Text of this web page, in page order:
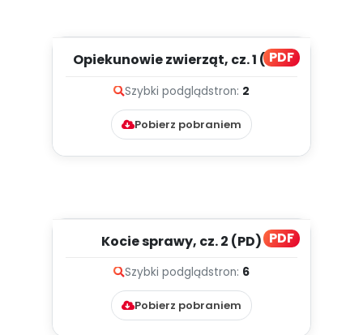
PDF
Opiekunowie zwierząt, cz. 1 (PD)
Szybki podglądstron: 2
Pobierz pobraniem
PDF
Kocie sprawy, cz. 2 (PD)
Szybki podglądstron: 6
Pobierz pobraniem